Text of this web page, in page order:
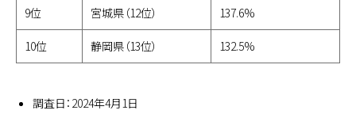
9位 宮城県（12位） 137.6%
10位 静岡県（13位） 132.5%
調査日：2024年4月1日